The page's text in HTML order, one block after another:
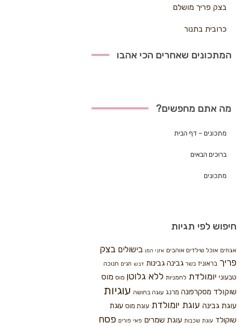
בצק פריך מושלם
כרובית בתנור
המתכונים שאחרים הכי אהבו
מה אתם מחפשים?
מתכונים – דף הבית
ברוכים הבאים
מתכונים
חיפוש לפי תגיות
אגוזים אוכל שילדים אוהבים אזני המן בישולים בצק
פריך בראוניז בשר גבינה גבינות דבש חגים חנוכה
טבעוני יומולדת לחמניות ללא גלוטן מוס מוס
שוקולד מסקרפונה מרנג עוגה בחושה עוגיות
עוגת גבינה עוגת יומולדת עוגת מוס עוגת
שוקולד עוגת שכבות עוגת שמרים פאי פורים פסח